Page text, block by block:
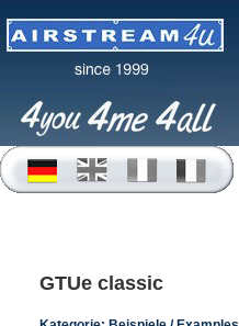
GTUe classic